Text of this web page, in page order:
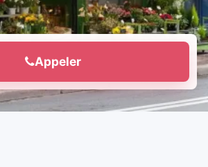
Appeler